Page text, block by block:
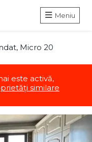
Meniu
Micro 20
este activă,
similare